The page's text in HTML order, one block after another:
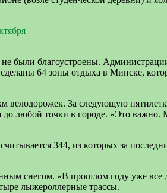
были благоустроены.
64 зоны отдыха в Минске,
За следующую
любой точки в городе. «Это важно.
344, из которых за
снегом. «В прошлом году уже все
лыжероллерные трассы.